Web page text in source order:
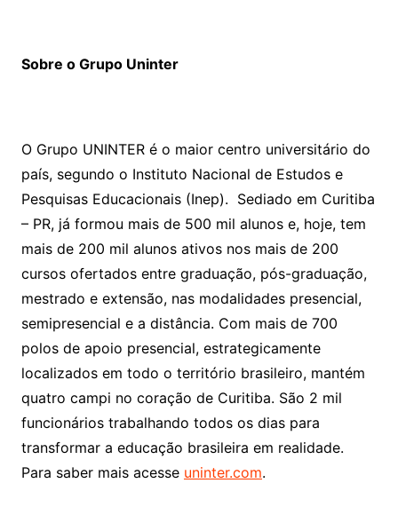
Sobre o Grupo Uninter
O Grupo UNINTER é o maior centro universitário do
país, segundo o Instituto Nacional de Estudos e
Pesquisas Educacionais (Inep). Sediado em Curitiba
– PR, já formou mais de 500 mil alunos e, hoje, tem
mais de 200 mil alunos ativos nos mais de 200
cursos ofertados entre graduação, pós-graduação,
mestrado e extensão, nas modalidades presencial,
semipresencial e a distância. Com mais de 700
polos de apoio presencial, estrategicamente
localizados em todo o território brasileiro, mantém
quatro campi no coração de Curitiba. São 2 mil
funcionários trabalhando todos os dias para
transformar a educação brasileira em realidade.
Para saber mais acesse uninter.com.